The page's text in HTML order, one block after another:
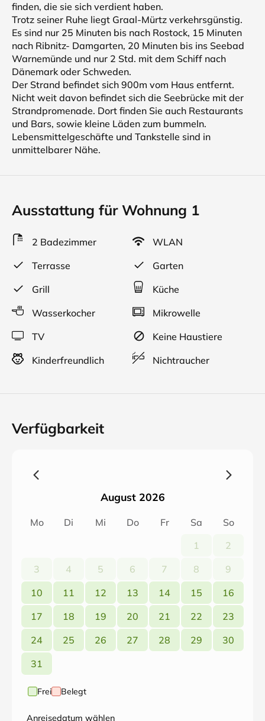
finden, die sie sich verdient haben.
Trotz seiner Ruhe liegt Graal-Mürtz verkehrsgünstig.
Es sind nur 25 Minuten bis nach Rostock, 15 Minuten
nach Ribnitz- Damgarten, 20 Minuten bis ins Seebad
Warnemünde und nur 2 Std. mit dem Schiff nach
Dänemark oder Schweden.
Der Strand befindet sich 900m vom Haus entfernt.
Nicht weit davon befindet sich die Seebrücke mit der
Strandpromenade. Dort finden Sie auch Restaurants
und Bars, sowie kleine Läden zum bummeln.
Lebensmittelgeschäfte und Tankstelle sind in
unmittelbarer Nähe.
Ausstattung für Wohnung 1
2 Badezimmer
WLAN
Terrasse
Garten
Grill
Küche
Wasserkocher
Mikrowelle
TV
Keine Haustiere
Kinderfreundlich
Nichtraucher
Verfügbarkeit
August 2026
Mo Di Mi Do Fr Sa
So
1
2
3
4 5 6 7 8
9
10
11 12 13 14 15
16
17
18 19 20 21 22
23
24
25 26 27 28 29
30
31
Frei Belegt
Anreisedatum wählen